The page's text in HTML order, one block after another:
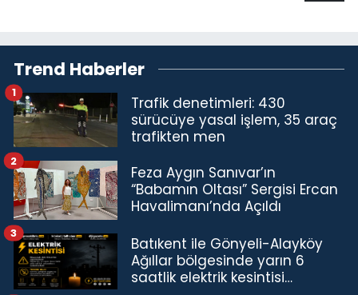
Trend Haberler
Trafik denetimleri: 430
sürücüye yasal işlem, 35 araç
trafikten men
1
Feza Aygın Sanıvar’ın
“Babamın Oltası” Sergisi Ercan
Havalimanı’nda Açıldı
2
Batıkent ile Gönyeli-Alayköy
Ağıllar bölgesinde yarın 6
saatlik elektrik kesintisi…
3